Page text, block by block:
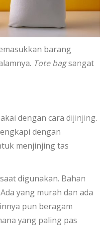
barang
Tote bagsangat
dengan cara dijinjing.
dengan
menjinjing tas
digunakan. Bahan
yang murah dan ada
pun beragam
yang paling pas